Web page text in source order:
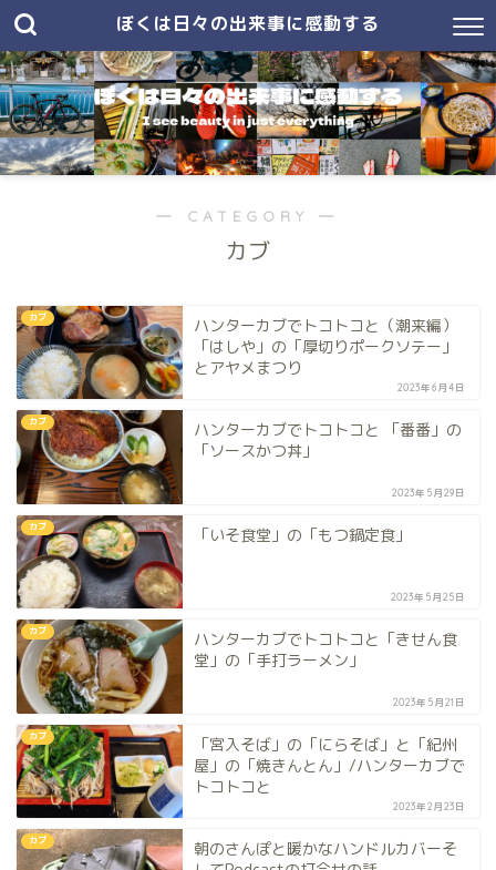
ぼくは日々の出来事に感動する
― CATEGORY ―
カブ
カブ
ハンターカブでトコトコと（潮来編）
「はしや」の「厚切りポークソテー」
とアヤメまつり
2023年6月4日
カブ
ハンターカブでトコトコと 「番番」の
「ソースかつ丼」
2023年5月29日
カブ 「いそ食堂」の「もつ鍋定食」
2023年5月25日
カブ
ハンターカブでトコトコと「きせん食
堂」の「手打ラーメン」
2023年5月21日
カブ
「宮入そば」の「にらそば」と「紀州
屋」の「焼きんとん」/ハンターカブで
トコトコと
2023年2月23日
カブ
朝のさんぽと暖かなハンドルカバーそ